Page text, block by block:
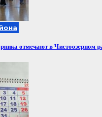
отмечают в Чистоозерном